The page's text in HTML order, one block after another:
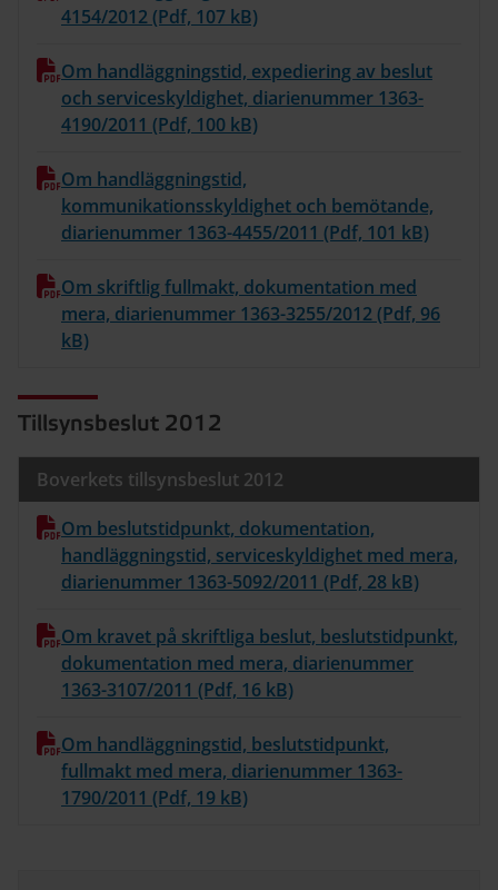
4154/2012 (Pdf, 107 kB)
Om handläggningstid, expediering av beslut
och serviceskyldighet, diarienummer 1363-
4190/2011 (Pdf, 100 kB)
Om handläggningstid,
kommunikationsskyldighet och bemötande,
diarienummer 1363-4455/2011 (Pdf, 101 kB)
Om skriftlig fullmakt, dokumentation med
mera, diarienummer 1363-3255/2012 (Pdf, 96
kB)
Tillsynsbeslut 2012
Boverkets tillsynsbeslut 2012
Om beslutstidpunkt, dokumentation,
handläggningstid, serviceskyldighet med mera,
diarienummer 1363-5092/2011 (Pdf, 28 kB)
Om kravet på skriftliga beslut, beslutstidpunkt,
dokumentation med mera, diarienummer
1363-3107/2011 (Pdf, 16 kB)
Om handläggningstid, beslutstidpunkt,
fullmakt med mera, diarienummer 1363-
1790/2011 (Pdf, 19 kB)